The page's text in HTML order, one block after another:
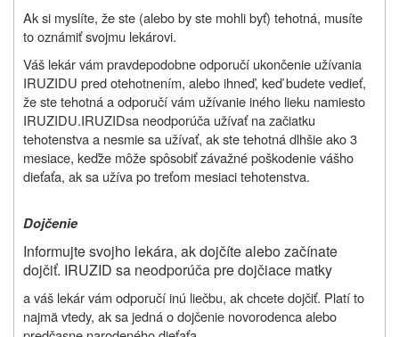
Ak si myslíte, že ste (alebo by ste mohli byť) tehotná, musíte
to oznámiť svojmu lekárovi.
Váš lekár vám pravdepodobne odporučí ukončenie užívania
IRUZIDU pred otehotnením, alebo ihneď, keď budete vedieť,
že ste tehotná a odporučí vám užívanie iného lieku namiesto
IRUZIDU.IRUZIDsa neodporúča užívať na začiatku
tehotenstva a nesmie sa užívať, ak ste tehotná dlhšie ako 3
mesiace, keďže môže spôsobiť závažné poškodenie vášho
dieťaťa, ak sa užíva po treťom mesiaci tehotenstva.
Dojčenie
Informujte svojho lekára, ak dojčíte alebo začínate
dojčiť. IRUZID sa neodporúča pre dojčiace matky
a váš lekár vám odporučí inú liečbu, ak chcete dojčiť. Platí to
najmä vtedy, ak sa jedná o dojčenie novorodenca alebo